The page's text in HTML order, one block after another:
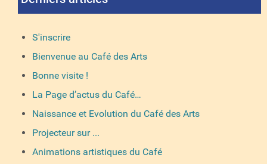
S'inscrire
Bienvenue au Café des Arts
Bonne visite !
La Page d’actus du Café…
Naissance et Evolution du Café des Arts
Projecteur sur ...
Animations artistiques du Café